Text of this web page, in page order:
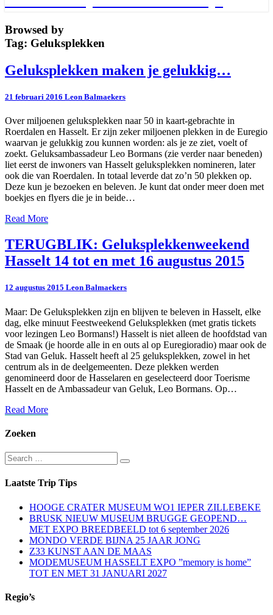
Browsed by
Tag: Geluksplekken
Geluksplekken
maken
gelukkig…
Geluksplekken maken je gelukkig…
21 februari 2016 Leon Balmaekers
Over miljoenen geluksplekken naar 50 in kaart-gebrachte in
Roerdalen en Hasselt. Er zijn zeker miljoenen plekken in de Euregio
waarvan je gelukkig zou kunnen worden: als je ze ziet, voelt of
zoekt. Geluksambassadeur Leo Bormans (zie verder naar beneden)
liet eerst de inwoners van Hasselt geluksplekken nomineren, later
ook die van Roerdalen. In totaal leverde dat zo’n 50 plekken op.
Deze kun je bezoeken en beleven. Je kunt dat onder meer doen met
boekjes en flyers die je in beide…
Read MoreRead
TERUGBLIK:
Geluksplekkenweekend
Hasselt
tot
met
16
augustus
2015
TERUGBLIK: Geluksplekkenweekend
Hasselt 14 tot en met 16 augustus 2015
12 augustus 2015 Leon Balmaekers
Maar: De Geluksplekken zijn en blijven te beleven in Hasselt, elke
dag, elke minuut Feestweekend Geluksplekken (met gratis tickets
voor lezingen Leo Bormans!) Hasselt is niet alleen de hoofdstad van
de Smaak (je hoorde alle in en outs al op Euregioradio) maar ook de
Stad van Geluk. Hasselt heeft al 25 geluksplekken, zowel in het
centrum als in de deelgemeenten. Deze plekken werden
genomineerd door de Hasselaren en geselecteerd door Toerisme
Hasselt en de Ambassadeur van Geluk, Leo Bormans. Op…
Read MoreRead
Zoeken
Search
for:
Search
Laatste Trip Tips
HOOGE CRATER MUSEUM WO1 IEPER ZILLEBEKE
BRUSK NIEUW MUSEUM BRUGGE GEOPEND…
MET EXPO BREEDBEELD tot 6 september 2026
MONDO VERDE BIJNA 25 JAAR JONG
Z33 KUNST AAN DE MAAS
MODEMUSEUM HASSELT EXPO ”memory is home”
TOT EN MET 31 JANUARI 2027
Regio’s